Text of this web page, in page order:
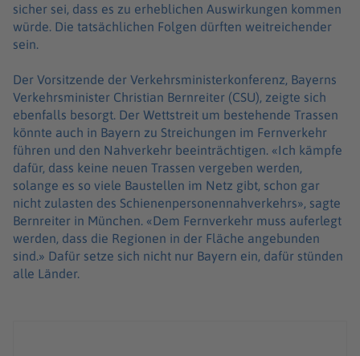
sicher sei, dass es zu erheblichen Auswirkungen kommen
würde. Die tatsächlichen Folgen dürften weitreichender
sein.
Der Vorsitzende der Verkehrsministerkonferenz, Bayerns
Verkehrsminister Christian Bernreiter (CSU), zeigte sich
ebenfalls besorgt. Der Wettstreit um bestehende Trassen
könnte auch in Bayern zu Streichungen im Fernverkehr
führen und den Nahverkehr beeinträchtigen. «Ich kämpfe
dafür, dass keine neuen Trassen vergeben werden,
solange es so viele Baustellen im Netz gibt, schon gar
nicht zulasten des Schienenpersonennahverkehrs», sagte
Bernreiter in München. «Dem Fernverkehr muss auferlegt
werden, dass die Regionen in der Fläche angebunden
sind.» Dafür setze sich nicht nur Bayern ein, dafür stünden
alle Länder.